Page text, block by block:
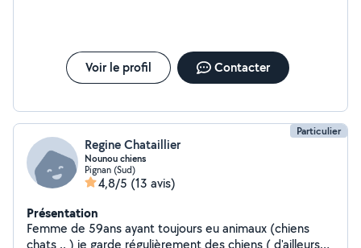
Voir le profil Contacter
Particulier
Regine Chataillier
Nounou chiens
Pignan (Sud)
4,8/5 (13 avis)
Présentation
Femme de 59ans ayant toujours eu animaux (chiens
chats .. ) je garde régulièrement des chiens ( d'ailleurs